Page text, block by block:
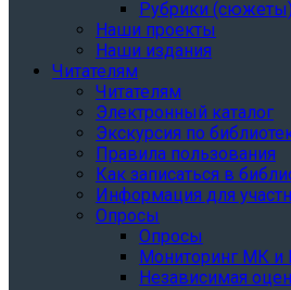
Рубрики (сюжеты)
Наши проекты
Наши издания
Читателям
Читателям
Электронный каталог
Экскурсия по
Правила пользования
Как записаться в
Информация для
Опросы
Опросы
Мониторинг МК и
Независимая